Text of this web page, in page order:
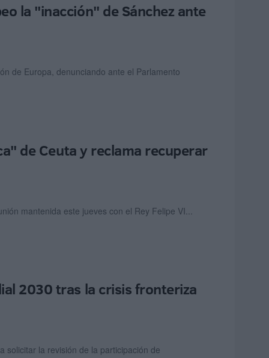
la "inacción" de Sánchez ante
de Europa, denunciando ante el Parlamento
de Ceuta y reclama recuperar
mantenida este jueves con el Rey Felipe VI...
2030 tras la crisis fronteriza
solicitar la revisión de la participación de